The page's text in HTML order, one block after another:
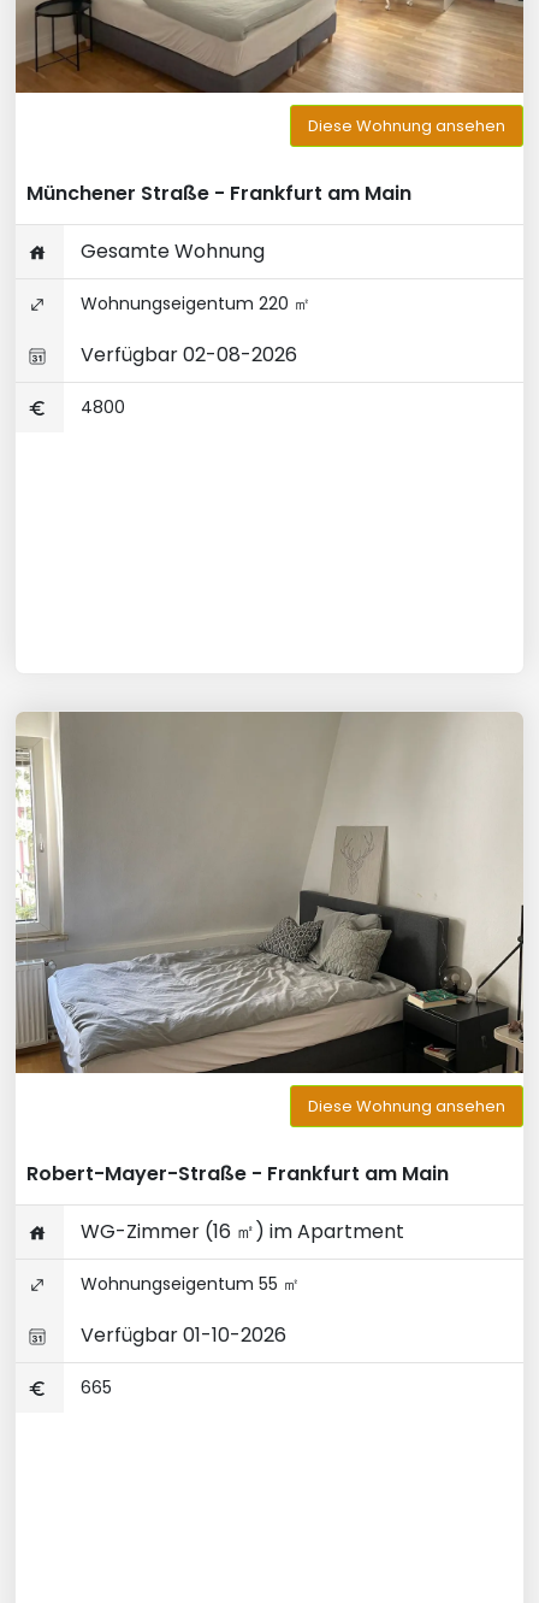
Diese Wohnung ansehen
Münchener Straße - Frankfurt am Main
Gesamte Wohnung
Wohnungseigentum 220 ㎡
Verfügbar 02-08-2026
4800
Diese Wohnung ansehen
Robert-Mayer-Straße - Frankfurt am Main
WG-Zimmer (16 ㎡) im Apartment
Wohnungseigentum 55 ㎡
Verfügbar 01-10-2026
665